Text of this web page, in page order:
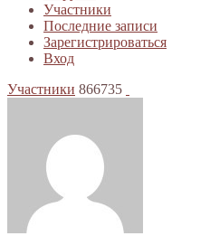
Участники
Последние записи
Зарегистрироваться
Вход
Участники 866735